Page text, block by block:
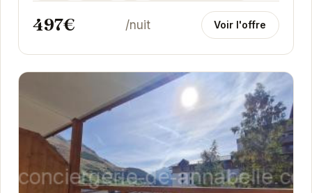
le...
497€ /nuit Voir l'offre